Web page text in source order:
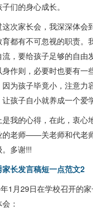
们的身心成长。
这次家长会，我深深体会
都有不可忽视的职责。
，要给孩子足够的自由
作则，必要时也要有一
为孩子毕竟小，注意力
孩子自小就养成一个爱
是我的心得，在此，衷心
的老师——关老师和代老
多谢!!!
家长发言稿短一点范文2
1月29日在学校召开的
：